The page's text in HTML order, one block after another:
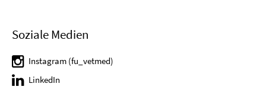
Soziale Medien
Instagram (fu_vetmed)
LinkedIn